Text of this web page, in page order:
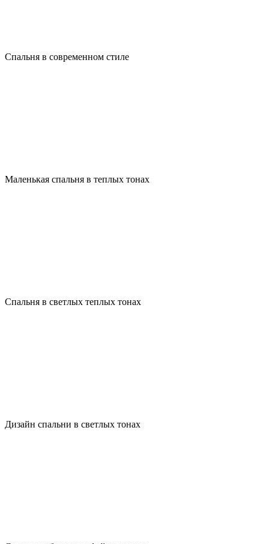
Спальня в современном стиле
Маленькая спальня в теплых тонах
Спальня в светлых теплых тонах
Дизайн спальни в светлых тонах